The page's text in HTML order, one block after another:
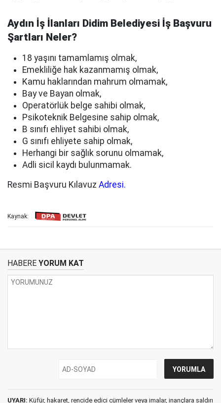
Aydın İş İlanları Didim Belediyesi İş Başvuru
Şartları Neler?
18 yaşını tamamlamış olmak,
Emekliliğe hak kazanmamış olmak,
Kamu haklarından mahrum olmamak,
Bay ve Bayan olmak,
Operatörlük belge sahibi olmak,
Psikoteknik Belgesine sahip olmak,
B sınıfı ehliyet sahibi olmak,
G sınıfı ehliyete sahip olmak,
Herhangi bir sağlık sorunu olmamak,
Adli sicil kaydı bulunmamak.
Resmi Başvuru Kılavuz Adresi.
Kaynak:
HABERE YORUM KAT
UYARI: Küfür, hakaret, rencide edici cümleler veya imalar, inançlara saldırı